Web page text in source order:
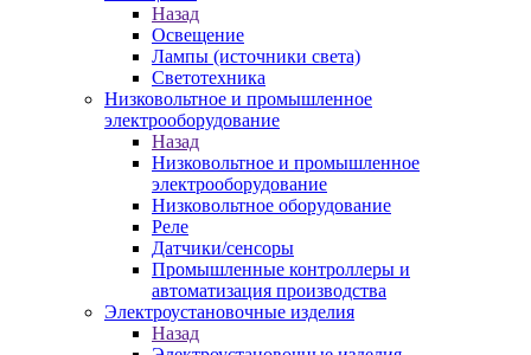
Назад
Освещение
Лампы (источники света)
Светотехника
Низковольтное и промышленное
электрооборудование
Назад
Низковольтное и промышленное
электрооборудование
Низковольтное оборудование
Реле
Датчики/сенсоры
Промышленные контроллеры и
автоматизация производства
Электроустановочные изделия
Назад